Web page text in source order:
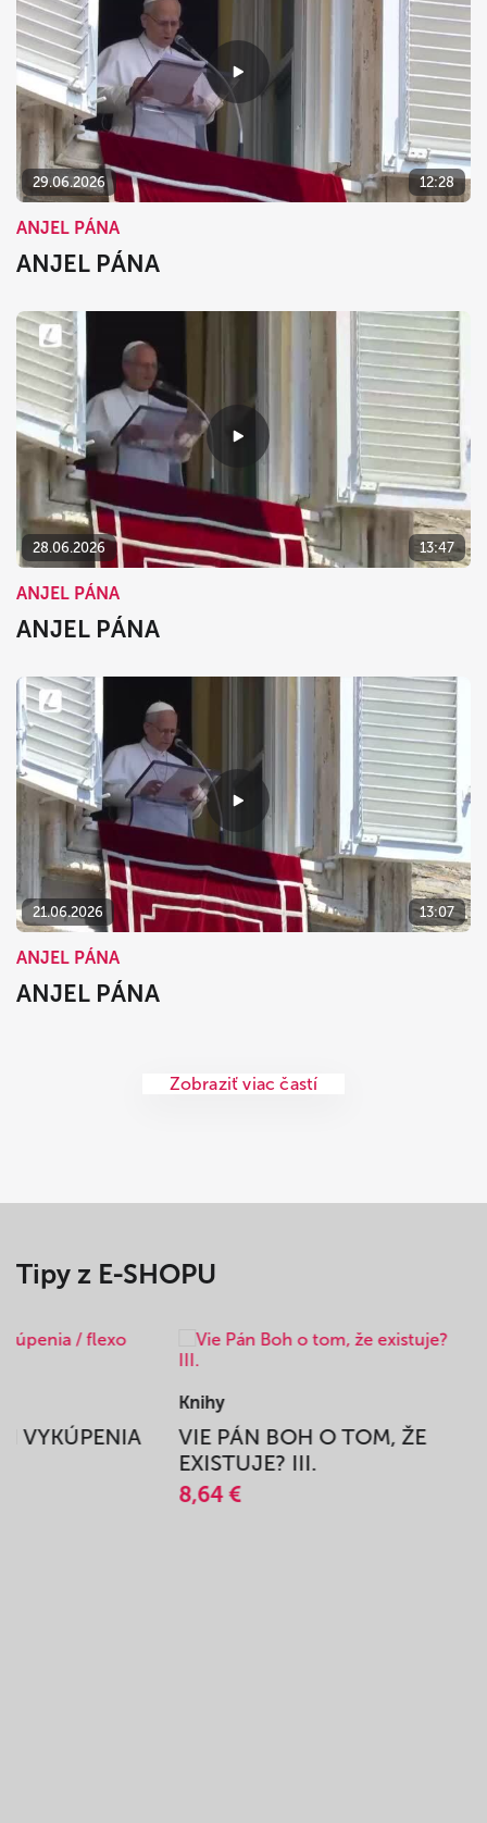
29.06.2026 12:28
ANJEL PÁNA
ANJEL PÁNA
28.06.2026 13:47
ANJEL PÁNA
ANJEL PÁNA
21.06.2026 13:07
ANJEL PÁNA
ANJEL PÁNA
Zobraziť viac častí
Tipy z E-SHOPU
VYKÚPENIA
Knihy
VIE PÁN BOH O TOM, ŽE
EXISTUJE? III.
8,64 €